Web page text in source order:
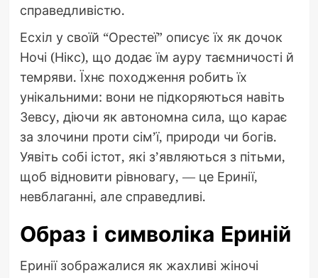
справедливістю.
Есхіл у своїй “Орестеї” описує їх як дочок
Ночі (Нікс), що додає їм ауру таємничості й
темряви. Їхнє походження робить їх
унікальними: вони не підкоряються навіть
Зевсу, діючи як автономна сила, що карає
за злочини проти сім’ї, природи чи богів.
Уявіть собі істот, які з’являються з пітьми,
щоб відновити рівновагу, — це Еринії,
невблаганні, але справедливі.
Образ і символіка Ериній
Еринії зображалися як жахливі жіночі